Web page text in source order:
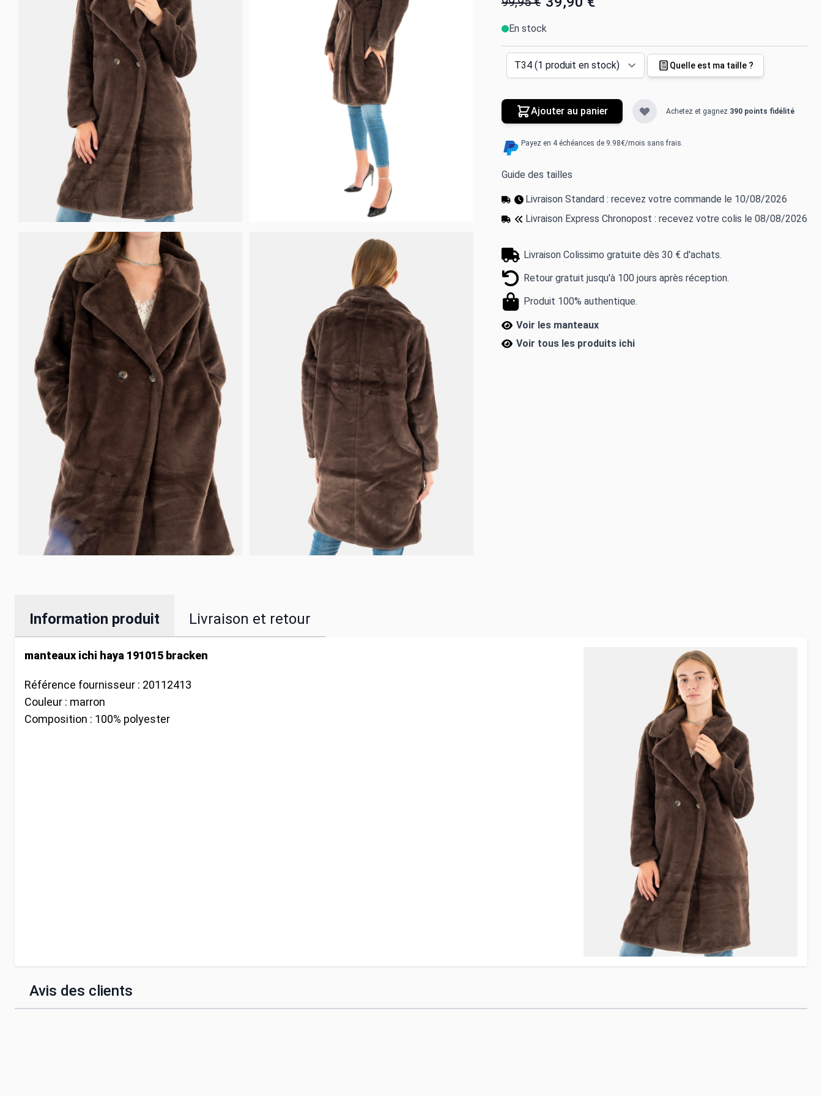
En stock
Quelle est ma taille ?
Ajouter au panier Achetez et gagnez 390 points fidélité
Payez en 4 échéances de 9.98€/mois sans frais.
Guide des tailles
Livraison Standard : recevez votre commande le 10/08/2026
Livraison Express Chronopost : recevez votre colis le 08/08/2026
Livraison Colissimo gratuite dès 30 € d'achats.
Retour gratuit jusqu'à 100 jours après réception.
Produit 100% authentique.
Voir les manteaux
Voir tous les produits ichi
Information produit Livraison et retour
manteaux ichi haya 191015 bracken
Référence fournisseur : 20112413
Couleur : marron
Composition : 100% polyester
Avis des clients